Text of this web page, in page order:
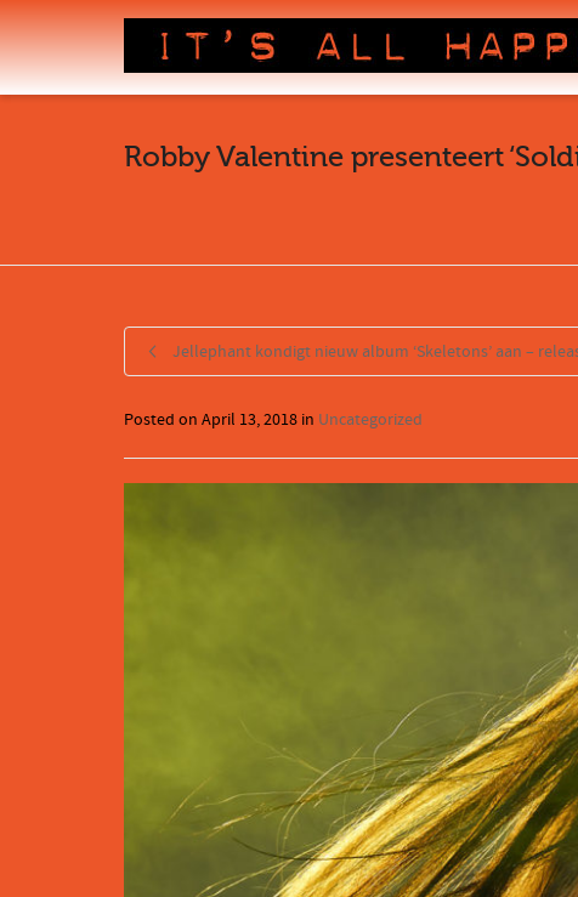
Robby Valentine presenteert
Jellephant kondigt nieuw album ‘Skeletons’ aan –
Posted on April 13, 2018 in Uncategorized